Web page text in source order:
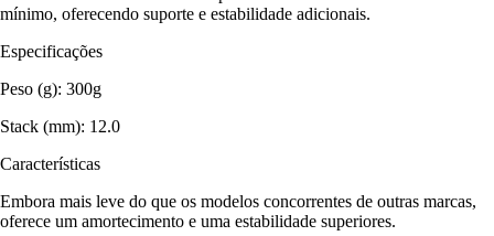
mínimo, oferecendo suporte e estabilidade adicionais.
Especificações
Peso (g): 300g
Stack (mm): 12.0
Características
Embora mais leve do que os modelos concorrentes de outras marcas,
oferece um amortecimento e uma estabilidade superiores.